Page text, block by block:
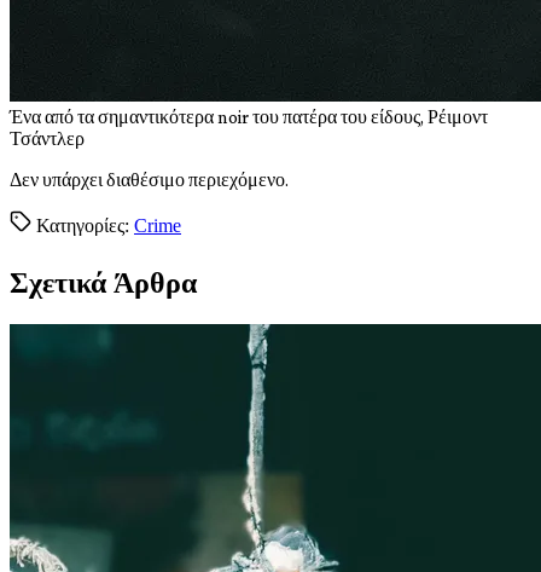
Ένα από τα σημαντικότερα noir του πατέρα του είδους, Ρέιμοντ
Τσάντλερ
Δεν υπάρχει διαθέσιμο περιεχόμενο.
Κατηγορίες: Crime
Σχετικά Άρθρα